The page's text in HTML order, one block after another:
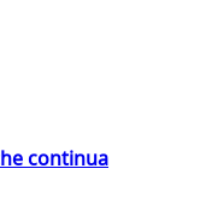
continua